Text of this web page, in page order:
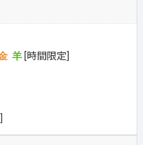
[時間限定]